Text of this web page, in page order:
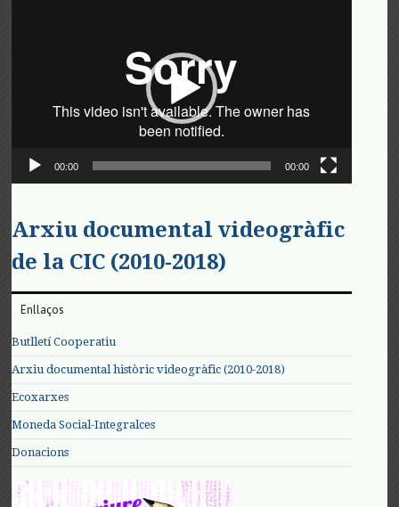
00:00 00:00
Arxiu documental videogràfic
de la CIC (2010-2018)
Enllaços
Butlletí Cooperatiu
Arxiu documental històric videogràfic (2010-2018)
Ecoxarxes
Moneda Social-Integralces
Donacions